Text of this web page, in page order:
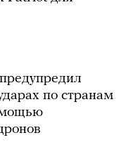
по странам